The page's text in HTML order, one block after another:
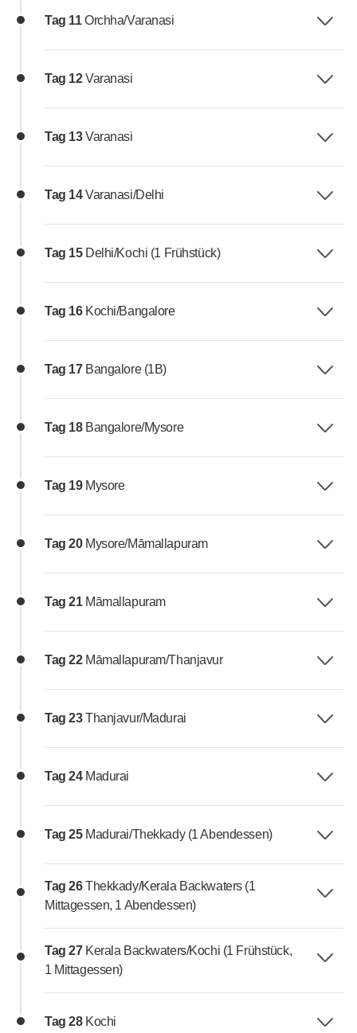
Tag 11Orchha/Varanasi
Tag 12Varanasi
Tag 13Varanasi
Tag 14Varanasi/Delhi
Tag 15 Delhi/Kochi (1 Frühstück)
Tag 16 Kochi/Bangalore
Tag 17 Bangalore (1B)
Tag 18 Bangalore/Mysore
Tag 19 Mysore
Tag 20 Mysore/Māmallapuram
Tag 21 Māmallapuram
Tag 22 Māmallapuram/Thanjavur
Tag 23Thanjavur/Madurai
Tag 24 Madurai
Tag 25 Madurai/Thekkady (1 Abendessen)
Tag 26Thekkady/Kerala Backwaters (1
Mittagessen, 1 Abendessen)
Tag 27 Kerala Backwaters/Kochi (1 Frühstück,
1 Mittagessen)
Tag 28 Kochi